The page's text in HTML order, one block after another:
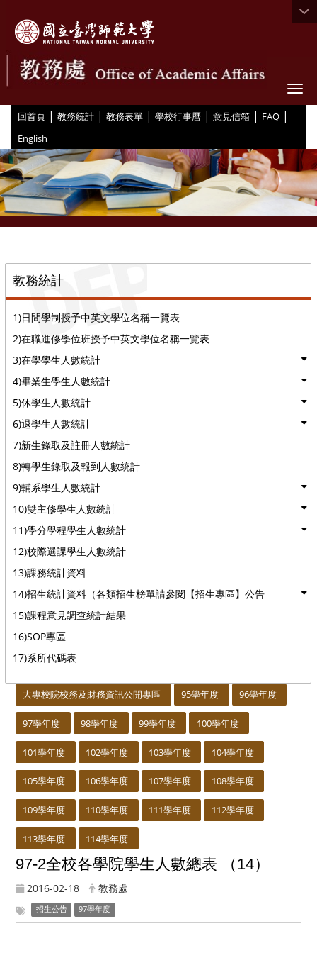
回首頁 | 教務統計 | 教務表單 | 學校行事曆 | 意見信箱 | FAQ |
English
教務統計
1)日間學制授予中英文學位名稱一覽表
2)在職進修學位班授予中英文學位名稱一覽表
3)在學學生人數統計
4)畢業生學生人數統計
5)休學生人數統計
6)退學生人數統計
7)新生錄取及註冊人數統計
8)轉學生錄取及報到人數統計
9)輔系學生人數統計
10)雙主修學生人數統計
11)學分學程學生人數統計
12)校際選課學生人數統計
13)課務統計資料
14)招生統計資料（各類招生榜單請參閱【招生專區】公告
15)課程意見調查統計結果
16)SOP專區
17)系所代碼表
大專校院校務及財務資訊公開專區 95學年度 96學年度
97學年度 98學年度 99學年度 100學年度
101學年度 102學年度 103學年度 104學年度
105學年度 106學年度 107學年度 108學年度
109學年度 110學年度 111學年度 112學年度
113學年度 114學年度
97-2全校各學院學生人數總表 （14）
2016-02-18 教務處
招生公告 97學年度